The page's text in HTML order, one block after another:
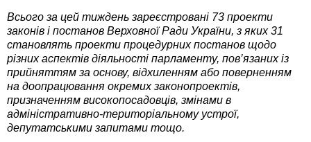
Всього за цей тиждень зареєстровані 73 проекти
законів і постанов Верховної Ради України, з яких 31
становлять проекти процедурних постанов щодо
різних аспектів діяльності парламенту, пов’язаних із
прийняттям за основу, відхиленням або поверненням
на доопрацювання окремих законопроектів,
призначенням високопосадовців, змінами в
адміністративно-територіальному устрої,
депутатськими запитами тощо.